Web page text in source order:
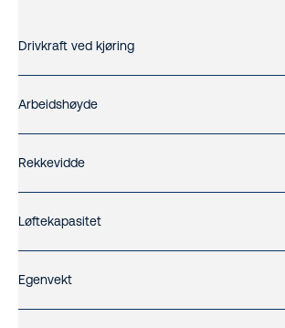
Drivkraft ved kjøring
Arbeidshøyde
Rekkevidde
Løftekapasitet
Egenvekt